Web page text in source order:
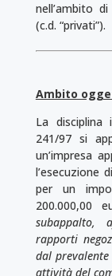
nell’ambito
(c.d. “privati”).
Ambito
La disciplina
241/97 si
un’impresa
l’esecuzione
per un
200.000,00
subappalto,
rapporti
dal
attività del